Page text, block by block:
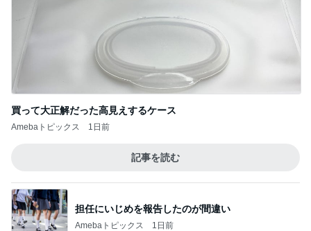
買って大正解だった高見えするケース
Amebaトピックス 1日前
記事を読む
担任にいじめを報告したのが間違い
Amebaトピックス 1日前